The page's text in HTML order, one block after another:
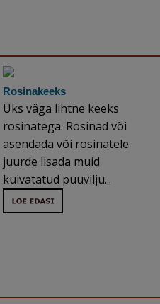
Rosinakeeks
Üks väga lihtne keeks
rosinatega. Rosinad või
asendada või rosinatele
juurde lisada muid
kuivatatud puuvilju...